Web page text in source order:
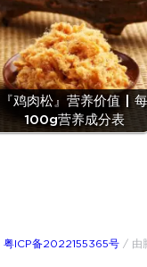
『鸡肉松』营养价值 | 每
100g营养成分表
粤ICP备2022155365号/ 由